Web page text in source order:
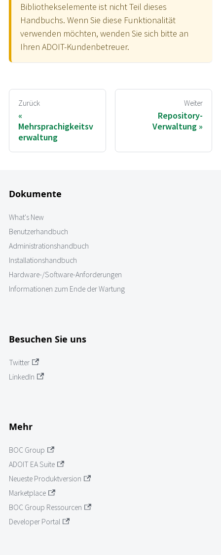
Bibliothekselemente ist nicht Teil dieses
Handbuchs. Wenn Sie diese Funktionalität
verwenden möchten, wenden Sie sich bitte an
Ihren ADOIT-Kundenbetreuer.
Zurück
Mehrsprachigkeitsv
erwaltung
Weiter
Repository-
Verwaltung
Dokumente
What's New
Benutzerhandbuch
Administrationshandbuch
Installationshandbuch
Hardware-/Software-Anforderungen
Informationen zum Ende der Wartung
Besuchen Sie uns
Twitter
LinkedIn
Mehr
BOC Group
ADOIT EA Suite
Neueste Produktversion
Marketplace
BOC Group Ressourcen
Developer Portal